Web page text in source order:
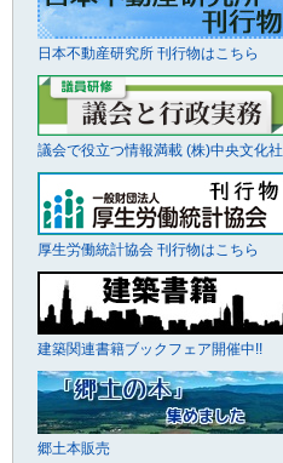
日本不動産研究所 刊行物はこちら
議会で役立つ情報満載 (株)中央文化社
厚生労働統計協会 刊行物はこちら
建築関連書籍ブックフェア開催中!!
郷土本販売